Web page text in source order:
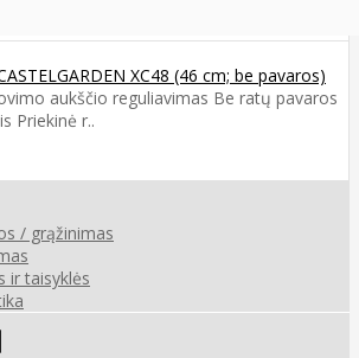
XC48 (46 cm; be pavaros)
aukščio reguliavimas Be ratų pavaros
Priekinė r..
/ grąžinimas
ir taisyklės